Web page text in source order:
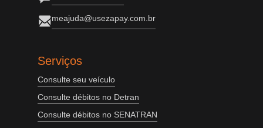
meajuda@usezapay.com.br
Serviços
Consulte seu veículo
Consulte débitos no Detran
Consulte débitos no SENATRAN